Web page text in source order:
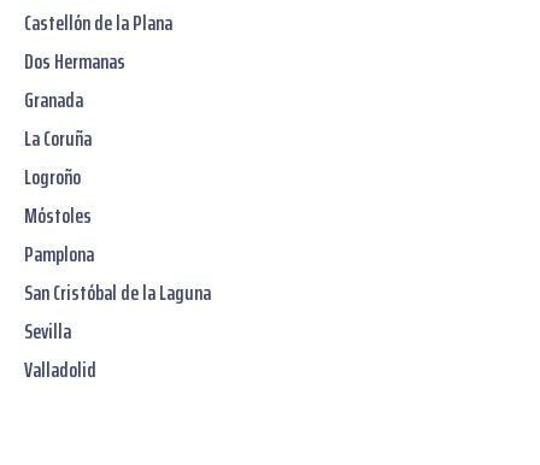
Castellón de la Plana
Dos Hermanas
Granada
La Coruña
Logroño
Móstoles
Pamplona
San Cristóbal de la Laguna
Sevilla
Valladolid